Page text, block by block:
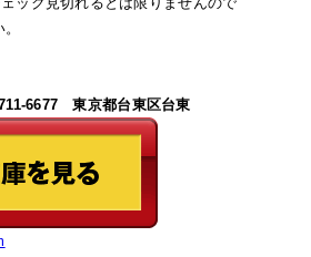
6677 東京都台東区台東